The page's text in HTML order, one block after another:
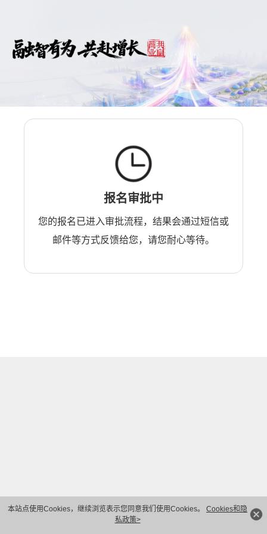
本站点使用Cookies，继续浏览表示您同意我们使用Cookies。 Cookies和隐
私政策>
报名审批中
您的报名已进入审批流程，结果会通过短信或
邮件等方式反馈给您，请您耐心等待。